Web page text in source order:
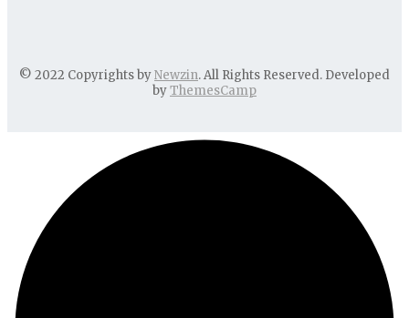
© 2022 Copyrights byNewzin. All Rights Reserved. Developed
byThemesCamp